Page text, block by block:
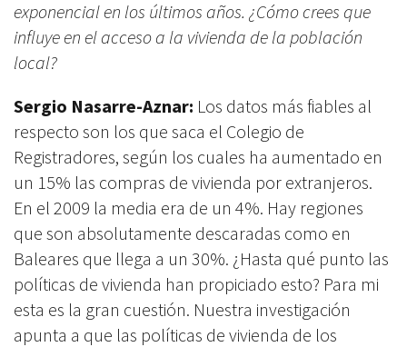
exponencial en los últimos años. ¿Cómo crees que
influye en el acceso a la vivienda de la población
local?
Sergio Nasarre-Aznar: Los datos más fiables al
respecto son los que saca el Colegio de
Registradores, según los cuales ha aumentado en
un 15% las compras de vivienda por extranjeros.
En el 2009 la media era de un 4%. Hay regiones
que son absolutamente descaradas como en
Baleares que llega a un 30%. ¿Hasta qué punto las
políticas de vivienda han propiciado esto? Para mi
esta es la gran cuestión. Nuestra investigación
apunta a que las políticas de vivienda de los